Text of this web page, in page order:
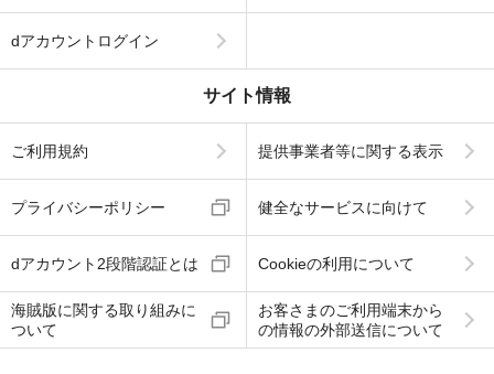
dアカウントログイン
サイト情報
ご利用規約 提供事業者等に関する表示
プライバシーポリシー 健全なサービスに向けて
dアカウント2段階認証とは Cookieの利用について
海賊版に関する取り組みに
ついて
お客さまのご利用端末から
の情報の外部送信について